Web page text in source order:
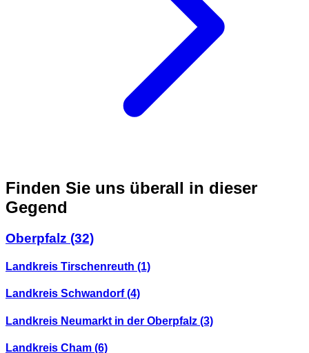
Finden Sie uns überall in dieser
Gegend
Oberpfalz (32)
Landkreis Tirschenreuth (1)
Landkreis Schwandorf(4)
Landkreis Neumarkt in der Oberpfalz (3)
Landkreis Cham (6)